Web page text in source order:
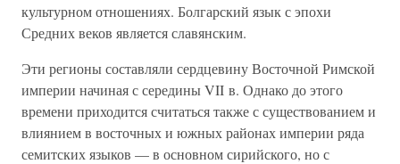
культурном отношениях. Болгарский язык с эпохи
Средних веков является славянским.
Эти регионы составляли сердцевину Восточной Римской
империи начиная с середины VII в. Однако до этого
времени приходится считаться также с существованием и
влиянием в восточных и южных районах империи ряда
семитских языков — в основном сирийского, но с